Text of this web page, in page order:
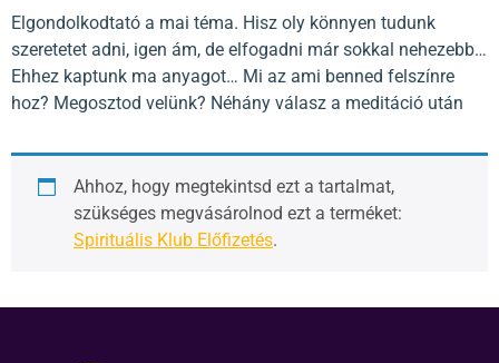
Elgondolkodtató a mai téma. Hisz oly könnyen tudunk
szeretetet adni, igen ám, de elfogadni már sokkal nehezebb…
Ehhez kaptunk ma anyagot… Mi az ami benned felszínre
hoz? Megosztod velünk? Néhány válasz a meditáció után
Ahhoz, hogy megtekintsd ezt a tartalmat,
szükséges megvásárolnod ezt a terméket:
Spirituális Klub Előfizetés.